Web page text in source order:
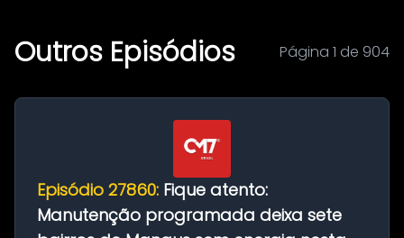
Outros Episódios Página 1 de 904
Episódio 27860: Fique atento:
Manutenção programada deixa sete